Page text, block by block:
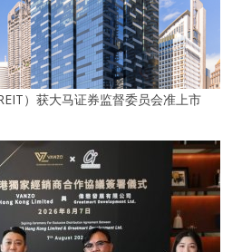
）获大马证券监督委员会准上市